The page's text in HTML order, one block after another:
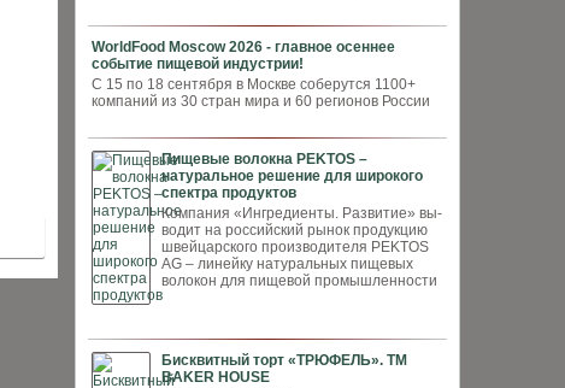
WorldFood Moscow 2026 - главное осеннее
событие пищевой индустрии!
С 15 по 18 сентября в Москве соберутся 1100+
компаний из 30 стран мира и 60 регионов России
Пищевые волокна PEKTOS –
натуральное решение для широкого
спектра продуктов
Компания «Ингредиенты. Развитие» вы­
водит на российский рынок продукцию
швей­царского производителя PEKTOS
AG – ли­нейку натуральных пищевых
волокон для пи­щевой промышленности
Бисквитный торт «ТРЮФЕЛЬ». ТМ
BAKER HOUSE